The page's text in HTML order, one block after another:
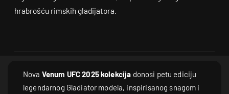
hrabrošću rimskih gladijatora.
Nova Venum UFC 2025 kolekcija donosi petu ediciju
legendarnog Gladiator modela, inspirisanog snagom i